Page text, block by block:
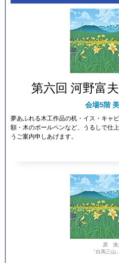
第六回 河野富
会場5階
夢あふれる木工作品の机・イス・キャ
額・木のボールペンなど、うるしで仕
うご案内申しあげます。
原 滄
「白馬三